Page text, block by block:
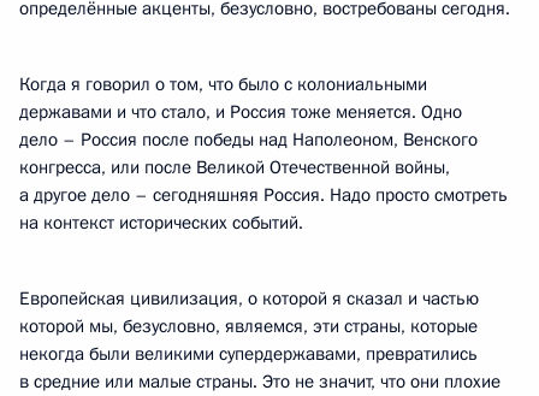
определённые акценты, безусловно, востребованы сегодня.
Когда я говорил о том, что было с колониальными
державами и что стало, и Россия тоже меняется. Одно
дело – Россия после победы над Наполеоном, Венского
конгресса, или после Великой Отечественной войны,
а другое дело – сегодняшняя Россия. Надо просто смотреть
на контекст исторических событий.
Европейская цивилизация, о которой я сказал и частью
которой мы, безусловно, являемся, эти страны, которые
некогда были великими супердержавами, превратились
в средние или малые страны. Это не значит, что они плохие